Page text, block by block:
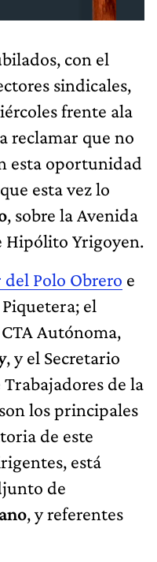
con el
sindicales,
frente ala
reclamar que no
esta oportunidad
esta vez lo
, sobre la Avenida
Hipólito Yrigoyen.
del Polo Obrero e
el
Autónoma,
, y el Secretario
de la
los principales
de este
está
de
, y referentes